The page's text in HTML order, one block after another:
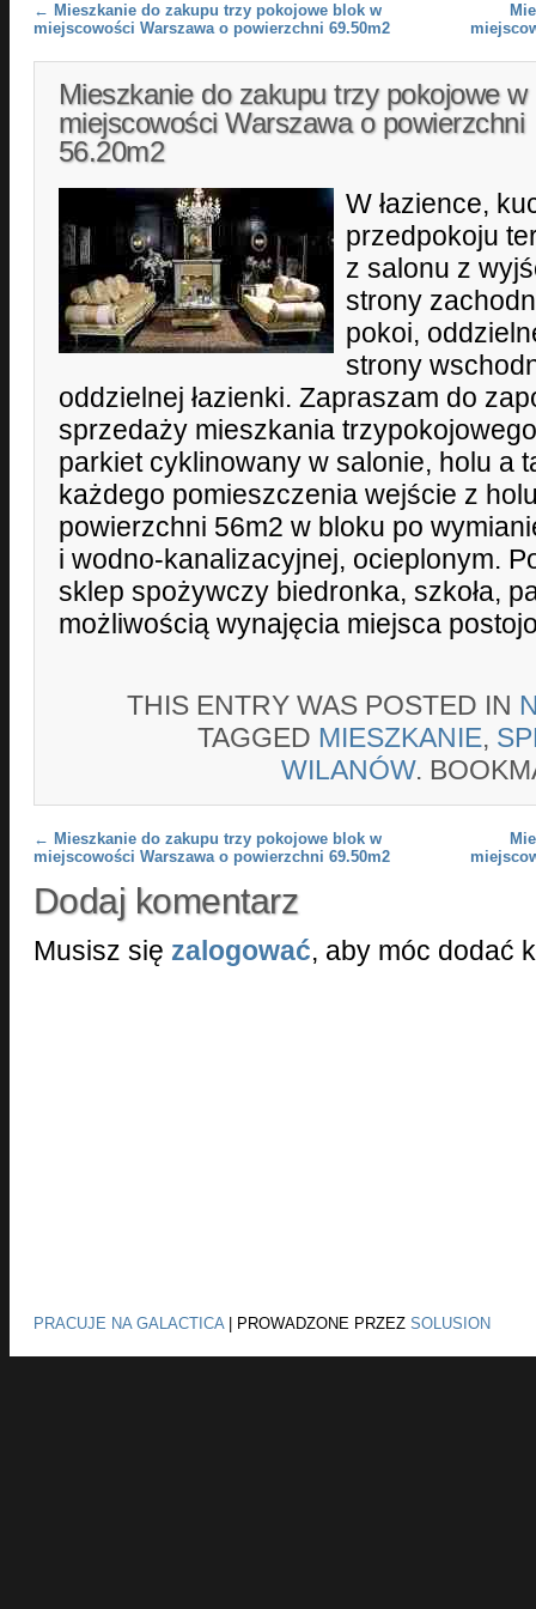
Post navigation
← Mieszkanie do zakupu trzy pokojowe blok w
miejscowości Warszawa o powierzchni 69.50m2
Mieszkanie do zakupu trzy pokojowe w
miejscowości Warszawa o powierzchni
56.20m2
W łazience,
przedpokoju
z salonu z
strony
pokoi,
strony
oddzielnej łazienki. Zapraszam do
sprzedaży mieszkania
parkiet cyklinowany w salonie, holu a
każdego pomieszczenia wejście z
powierzchni 56m2 w bloku po
i wodno-kanalizacyjnej, ocieplonym.
sklep spożywczy biedronka, szkoła,
możliwością wynajęcia miejsca
THIS ENTRY WAS POSTED IN
TAGGED MIESZKANIE,
WILANÓW.
Post navigation
← Mieszkanie do zakupu trzy pokojowe blok w
miejscowości Warszawa o powierzchni 69.50m2
Dodaj komentarz
Musisz się zalogować, aby móc dodać
PRACUJE NA GALACTICA| PROWADZONE PRZEZ SOLUSION